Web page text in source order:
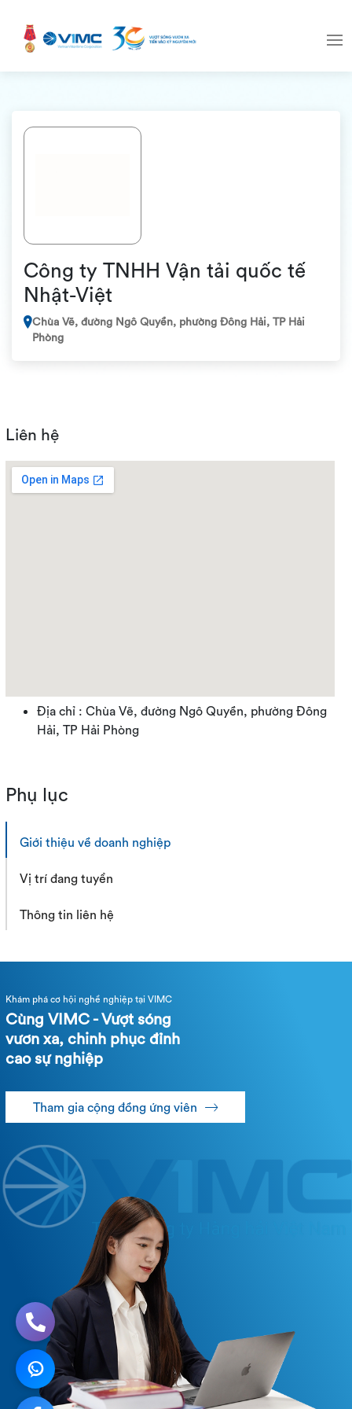
Công ty TNHH Vận tải quốc tế
Nhật-Việt
Chùa Vẽ, đường Ngô Quyền, phường Đông Hải, TP Hải
Phòng
Liên hệ
Địa chỉ : Chùa Vẽ, đường Ngô Quyền, phường Đông
Hải, TP Hải Phòng
Phụ lục
Giới thiệu về doanh nghiệp
Vị trí đang tuyển
Thông tin liên hệ
Khám phá cơ hội nghề nghiệp tại VIMC
Cùng VIMC - Vượt sóng
vươn xa, chinh phục đỉnh
cao sự nghiệp
Tham gia cộng đồng ứng viên